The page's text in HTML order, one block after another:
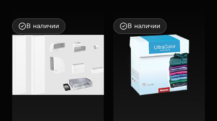
для контейнеров и для пароварок
для пароварок
для пылесосов
для стиральных и сушильных машин
для электроплит и духовых шкафов
Принадлежности для установки
мешки-пылесборники
Показать
В наличии В наличии